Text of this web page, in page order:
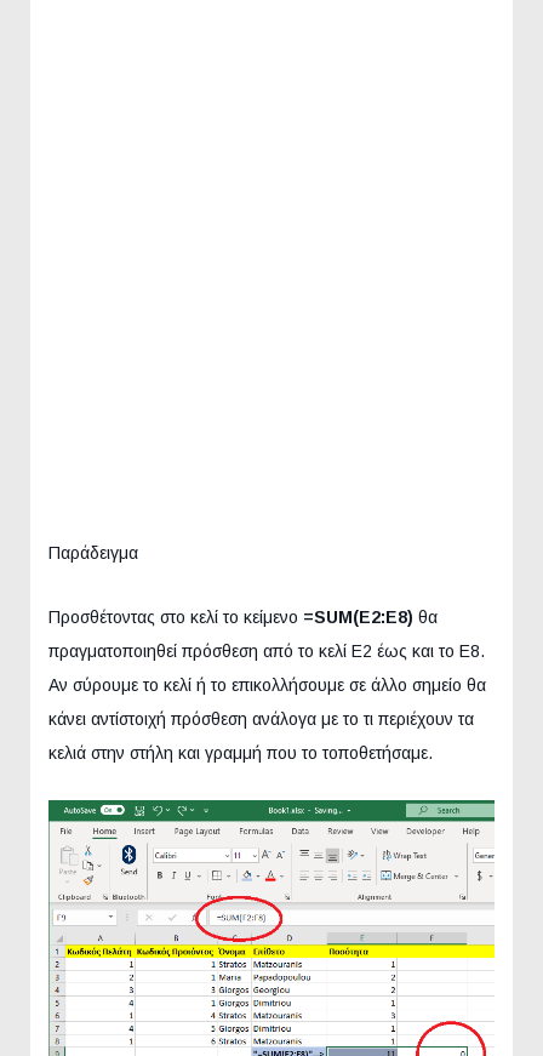
Παράδειγμα
Προσθέτοντας στο κελί το κείμενο =SUM(E2:E8) θα
πραγματοποιηθεί πρόσθεση από το κελί E2 έως και το E8.
Αν σύρουμε το κελί ή το επικολλήσουμε σε άλλο σημείο θα
κάνει αντίστοιχή πρόσθεση ανάλογα με το τι περιέχουν τα
κελιά στην στήλη και γραμμή που το τοποθετήσαμε.